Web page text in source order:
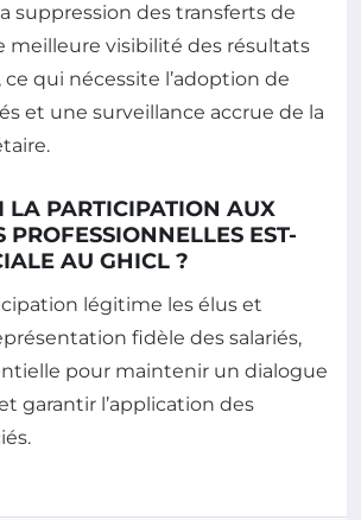
suppression des transferts de
meilleure visibilité des résultats
qui nécessite l’adoption de
et une surveillance accrue de la
LA PARTICIPATION AUX
PROFESSIONNELLES EST-
AU GHICL ?
légitime les élus et
fidèle des salariés,
pour maintenir un dialogue
garantir l’application des